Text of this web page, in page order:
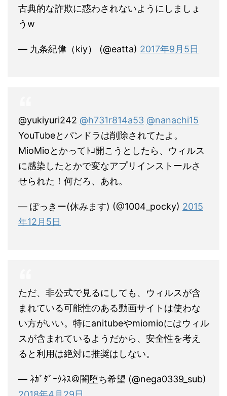
古典的な詐欺に惑わされないようにしましょ
うw
— 九条紀偉（kiy） (@eatta) 2017年9月5日
@yukiyuri242 @h731r814a53 @nanachi15
YouTubeとパンドラは削除されてたよ。
MioMioとかってﾄｺ開こうとしたら、ウィルス
に感染したとかで変なアプリインストールさ
せられた！何だろ、あれ。
— ぽっきー(休みます) (@1004_pocky) 2015
年12月5日
ただ、非公式で見るにしても、ウィルスが含
まれている可能性のある動画サイトは使わな
い方がいい。特にanitubeやmiomioにはウィル
スが含まれているようだから、安全性を考え
ると利用は絶対に推奨はしない。
— ﾈｶﾞﾀﾞｰｸﾈｽ＠闇堕ち希望 (@nega0339_sub)